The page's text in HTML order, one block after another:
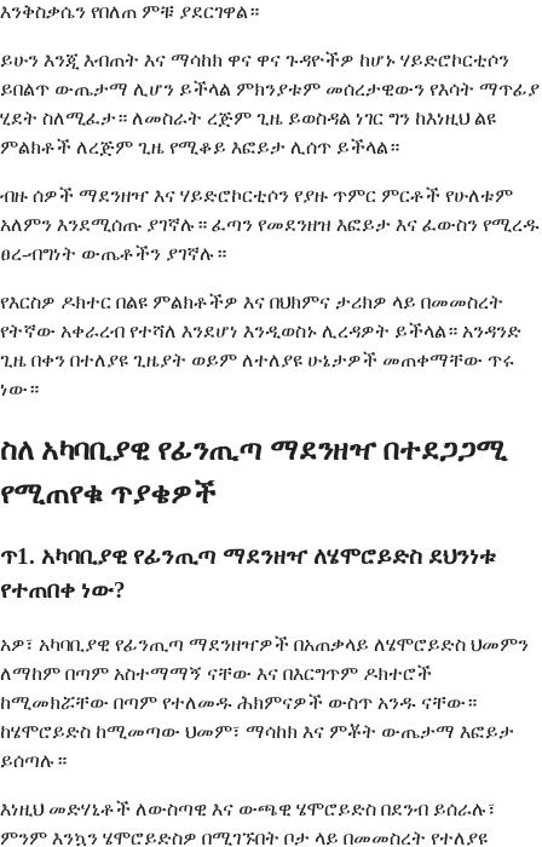
እንቅስቃሴን የበለጠ ምቹ ያደርገዋል።
ይሁን እንጂ እብጠት እና ማሳከክ ዋና ዋና ጉዳዮችዎ ከሆኑ ሃይድሮኮርቲሶን
ይበልጥ ውጤታማ ሊሆን ይችላል ምክንያቱም መሰረታዊውን የእሳት ማጥፊያ
ሂደት ስለሚፈታ። ለመስራት ረጅም ጊዜ ይወስዳል ነገር ግን ከእነዚህ ልዩ
ምልክቶች ለረጅም ጊዜ የሚቆይ እፎይታ ሊሰጥ ይችላል።
ብዙ ሰዎች ማደንዘዣ እና ሃይድሮኮርቲሶን የያዙ ጥምር ምርቶች የሁለቱም
አለምን እንደሚሰጡ ያገኛሉ። ፈጣን የመደንዘዝ እፎይታ እና ፈውስን የሚረዱ
ፀረ-ብግነት ውጤቶችን ያገኛሉ።
የእርስዎ ዶክተር በልዩ ምልክቶችዎ እና በህክምና ታሪክዎ ላይ በመመስረት
የትኛው አቀራረብ የተሻለ እንደሆነ እንዲወስኑ ሊረዳዎት ይችላል። አንዳንድ
ጊዜ በቀን በተለያዩ ጊዜያት ወይም ለተለያዩ ሁኔታዎች መጠቀማቸው ጥሩ
ነው።
ስለ አካባቢያዊ የፊንጢጣ ማደንዘዣ በተደጋጋሚ
የሚጠየቁ ጥያቄዎች
ጥ1. አካባቢያዊ የፊንጢጣ ማደንዘዣ ለሄሞሮይድስ ደህንነቱ
የተጠበቀ ነው?
አዎ፣ አካባቢያዊ የፊንጢጣ ማደንዘዣዎች በአጠቃላይ ለሄሞሮይድስ ህመምን
ለማከም በጣም አስተማማኝ ናቸው እና በእርግጥም ዶክተሮች
ከሚመክሯቸው በጣም የተለመዱ ሕክምናዎች ውስጥ አንዱ ናቸው።
ከሄሞሮይድስ ከሚመጣው ህመም፣ ማሳከክ እና ምቾት ውጤታማ እፎይታ
ይሰጣሉ።
እነዚህ መድሃኒቶች ለውስጣዊ እና ውጫዊ ሄሞሮይድስ በደንብ ይሰራሉ፣
ምንም እንኳን ሄሞሮይድስዎ በሚገኙበት ቦታ ላይ በመመስረት የተለያዩ